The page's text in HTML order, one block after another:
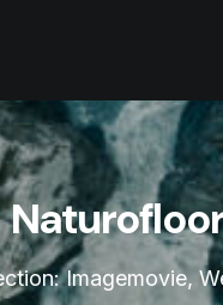
Imagemovie,